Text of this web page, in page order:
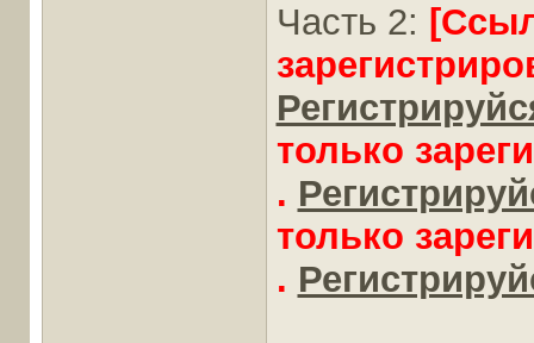
Часть 2:
только
.
только
.